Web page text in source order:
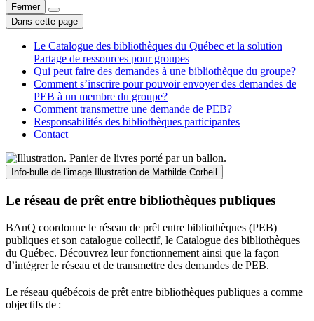
Fermer
Dans cette page
Le Catalogue des bibliothèques du Québec et la solution
Partage de ressources pour groupes
Qui peut faire des demandes à une bibliothèque du groupe?
Comment s’inscrire pour pouvoir envoyer des demandes de
PEB à un membre du groupe?
Comment transmettre une demande de PEB?
Responsabilités des bibliothèques participantes
Contact
Info-bulle de l'image Illustration de Mathilde Corbeil
Le réseau de prêt entre bibliothèques publiques
BAnQ coordonne le réseau de prêt entre bibliothèques (PEB)
publiques et son catalogue collectif, le Catalogue des bibliothèques
du Québec. Découvrez leur fonctionnement ainsi que la façon
d’intégrer le réseau et de transmettre des demandes de PEB.
Le réseau québécois de prêt entre bibliothèques publiques a comme
objectifs de :